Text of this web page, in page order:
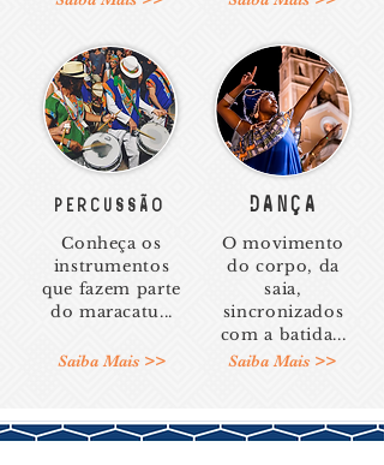
PERCUSSÃO DANÇA
Conheça os
instrumentos
que fazem parte
do maracatu...
O movimento
do corpo, da
saia,
sincronizados
com a batida...
Saiba Mais >> Saiba Mais >>